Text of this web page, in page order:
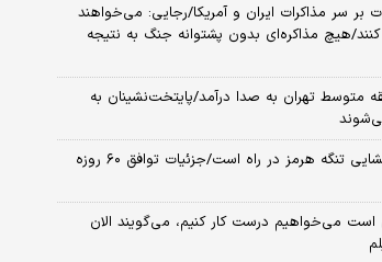
بر سر مذاکرات ایران و آمریکا/رجایی: می‌خواهند
هیچ مذاکره‌ای بدون پشتوانه جنگ به نتیجه
متوسط تهران به صدا درآمد/پایتخت‌نشینان به
العربیه: توافق بازگشایی تنگه هرمز در راه است/جزئیات توافق ۶۰ روزه
۴۷ سال است می‌خواهیم درست کار کنیم، می‌گویند الان